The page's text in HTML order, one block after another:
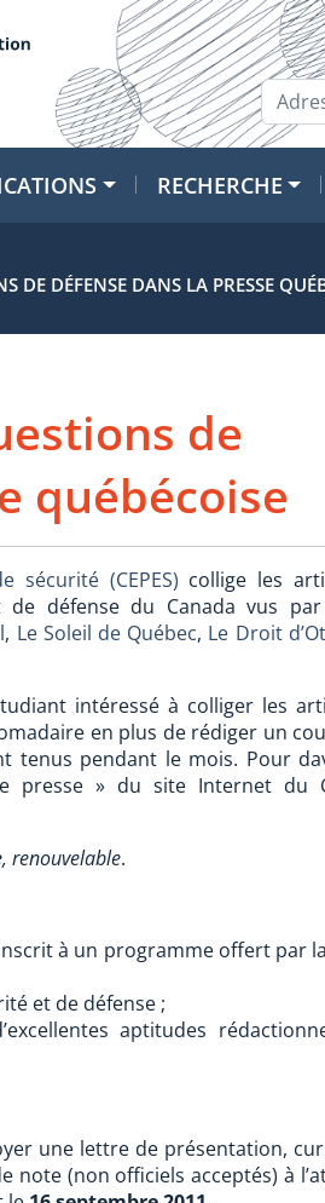
RECHERCHE
DE DÉFENSE DANS LA PRESSE
de
québécoise
sécurité (CEPES) collige les
défense du Canada vus
, Le Soleil de Québec, Le Droit
intéressé à colliger les
en plus de rédiger un
tenus pendant le mois. Pour
presse » du site Internet du
, renouvelable.
à un programme offert par
et de défense ;
aptitudes
une lettre de présentation,
note (non officiels acceptés) à